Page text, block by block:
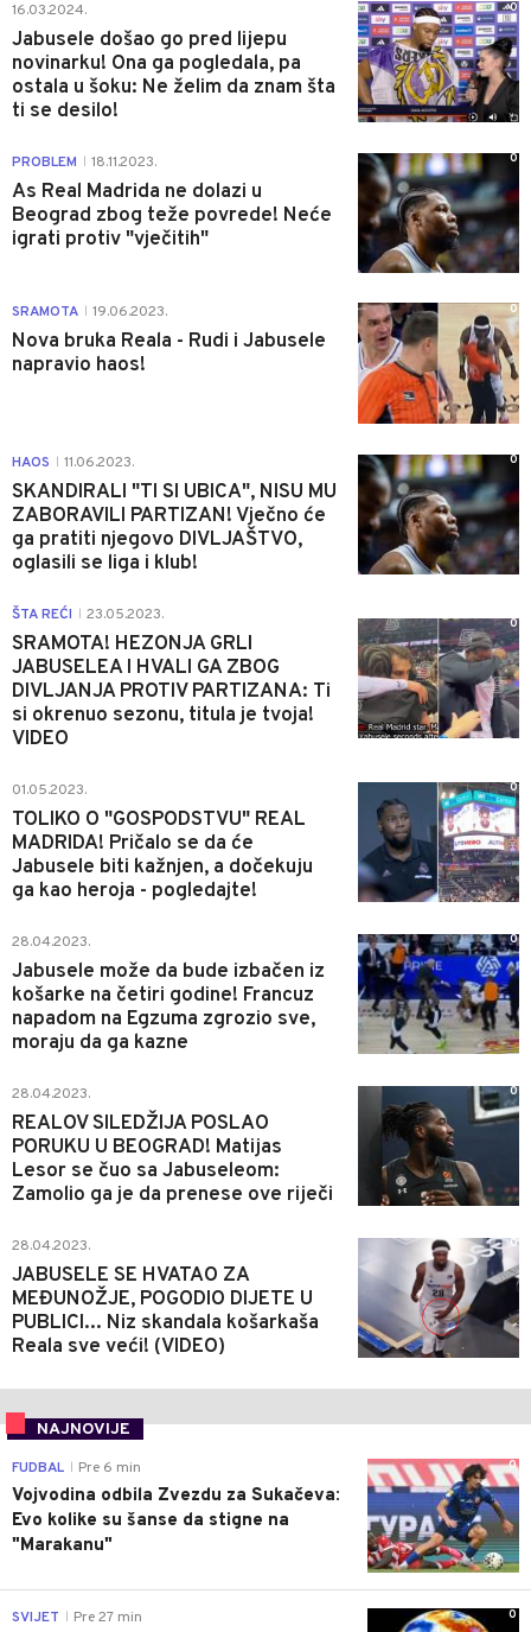
16.03.2024.
Jabusele došao go pred lijepu
novinarku! Ona ga pogledala, pa
ostala u šoku: Ne želim da znam šta
ti se desilo!
0
PROBLEM 18.11.2023.
As Real Madrida ne dolazi u
Beograd zbog teže povrede! Neće
igrati protiv "vječitih"
0
SRAMOTA 19.06.2023.
Nova bruka Reala - Rudi i Jabusele
napravio haos!
0
HAOS 11.06.2023.
SKANDIRALI "TI SI UBICA", NISU MU
ZABORAVILI PARTIZAN! Vječno će
ga pratiti njegovo DIVLJAŠTVO,
oglasili se liga i klub!
0
ŠTA REĆI 23.05.2023.
SRAMOTA! HEZONJA GRLI
JABUSELEA I HVALI GA ZBOG
DIVLJANJA PROTIV PARTIZANA: Ti
si okrenuo sezonu, titula je tvoja!
VIDEO
0
01.05.2023.
TOLIKO O "GOSPODSTVU" REAL
MADRIDA! Pričalo se da će
Jabusele biti kažnjen, a dočekuju
ga kao heroja - pogledajte!
0
28.04.2023.
Jabusele može da bude izbačen iz
košarke na četiri godine! Francuz
napadom na Egzuma zgrozio sve,
moraju da ga kazne
0
28.04.2023.
REALOV SILEDŽIJA POSLAO
PORUKU U BEOGRAD! Matijas
Lesor se čuo sa Jabuseleom:
Zamolio ga je da prenese ove riječi
0
28.04.2023.
JABUSELE SE HVATAO ZA
MEĐUNOŽJE, POGODIO DIJETE U
PUBLICI... Niz skandala košarkaša
Reala sve veći! (VIDEO)
0
NAJNOVIJE
0
FUDBAL Pre 6 min
Vojvodina odbila Zvezdu za Sukačeva:
Evo kolike su šanse da stigne na
"Marakanu"
0
SVIJET Pre 27 min